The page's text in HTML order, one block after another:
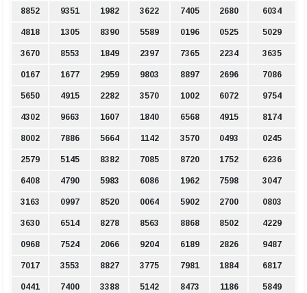
8852 9351 1982 3622 7405 2680 6034
4818 1305 8390 5589 0196 0525 5029
3670 8553 1849 2397 7365 2234 3635
0167 1677 2959 9803 8897 2696 7086
5650 4915 2282 3570 1002 6072 9754
4302 9663 1607 1840 6568 4915 8174
8002 7886 5664 1142 3570 0493 0245
2579 5145 8382 7085 8720 1752 6236
6408 4790 5983 6086 1962 7598 3047
3163 0997 8520 0064 5902 2700 0803
3630 6514 8278 8563 8868 8502 4229
0968 7524 2066 9204 6189 2826 9487
7017 3553 8827 3775 7981 1884 6817
0441 7400 3388 5142 8473 1186 5849